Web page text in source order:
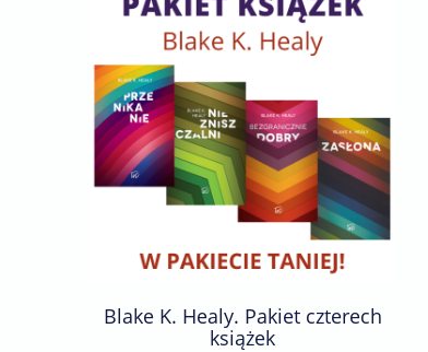
Blake K. Healy. Pakiet czterech
książek